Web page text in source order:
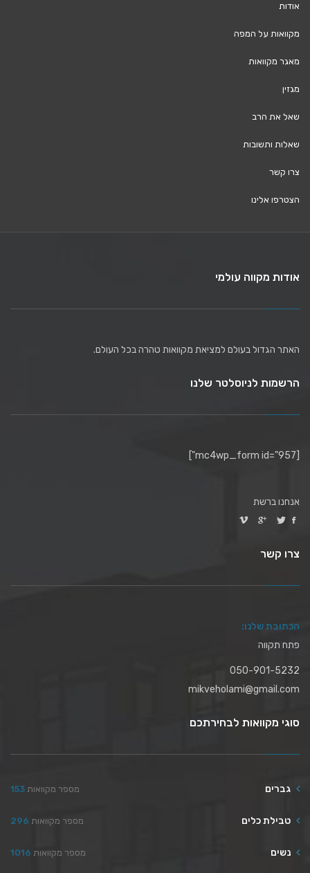
אודות
מקוואות על המפה
מאגר מקוואות
מגזין
שאל את הרב
שאלות ותשובות
צרו קשר
הצטרפו אלינו
אודות מקווה עולמי
האתר הגדול בעולם למציאת מקוואות טהרה בכל העולם.
הרשמות לניוסלטר שלנו
[mc4wp_form id="957"]
אנחנו ברשת
צרו קשר
הכתובת שלנו:
פתח תקווה
050-901-5232
mikveholami@gmail.com
סוגי מקוואות לבחירתכם
גברים 153 מספר מקוואות
טבילת כלים 296 מספר מקוואות
נשים 1016 מספר מקוואות